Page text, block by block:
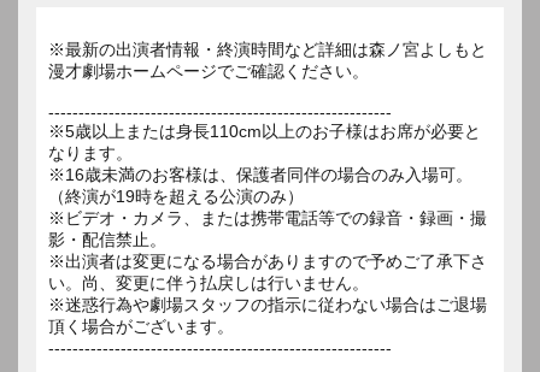
※最新の出演者情報・終演時間など詳細は森ノ宮よしもと
漫才劇場ホームページでご確認ください。
---------------------------------------------------------
※5歳以上または身長110cm以上のお子様はお席が必要と
なります。
※16歳未満のお客様は、保護者同伴の場合のみ入場可。
（終演が19時を超える公演のみ）
※ビデオ・カメラ、または携帯電話等での録音・録画・撮
影・配信禁止。
※出演者は変更になる場合がありますので予めご了承下さ
い。尚、変更に伴う払戻しは行いません。
※迷惑行為や劇場スタッフの指示に従わない場合はご退場
頂く場合がございます。
---------------------------------------------------------